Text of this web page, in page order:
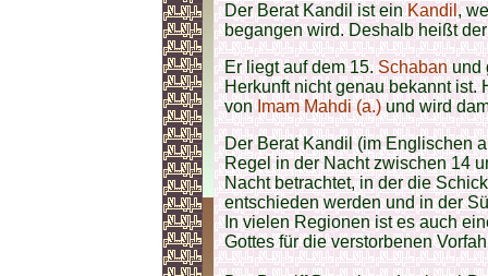
Der Berat Kandil ist einKandil,
begangen wird. Deshalb heißt
Er liegt auf dem 15.Schabanund
Herkunft nicht genau bekannt ist.
vonImam Mahdi (a.)und wird
Der Berat Kandil (im Englischen
Regel in der Nacht zwischen 14
Nacht betrachtet, in der die
entschieden werden und in der
In vielen Regionen ist es auch
Gottes für die verstorbenen